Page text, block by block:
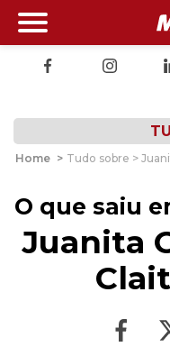
Home > Tudo sobre >
O que saiu
Juanita